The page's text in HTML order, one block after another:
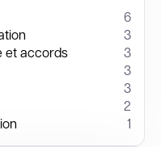
6
3
et accords
3
3
3
2
1